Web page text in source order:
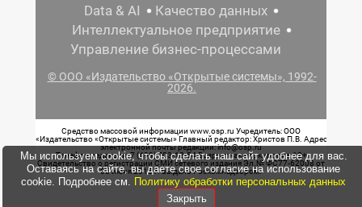
Data & AI
Качество данных
Интеллектуальное предприятие
Управление бизнес-процессами
© ООО «Издательство «Открытые системы», 1992-
2026.
Средство массовой информации www.osp.ru Учредитель: ООО
«Издательство «Открытые системы» Главный редактор: Христов П.В. Адрес
электронной почты редакции: info@osp.ru
Телефон редакции: 7 (499) 703-18-54 Возрастная маркировка: 12+
Свидетельство о регистрации СМИ сетевого издания Эл.№ ФС77-62008 от
05 июня 2015 г. выдано Роскомнадзором.
Мы используем cookie, чтобы сделать наш сайт удобнее для вас.
Оставаясь на сайте, вы даете свое согласие на использование
cookie. Подробнее см. Политику обработки персональных данных
Закрыть